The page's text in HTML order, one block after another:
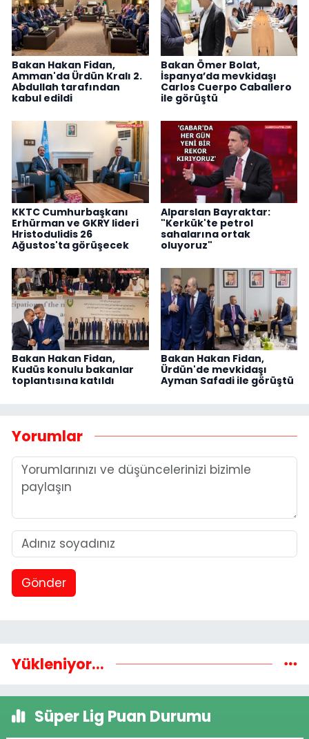
Bakan Hakan Fidan,
Amman'da Ürdün Kralı 2.
Abdullah tarafından
kabul edildi
Bakan Ömer Bolat,
İspanya’da mevkidaşı
Carlos Cuerpo Caballero
ile görüştü
KKTC Cumhurbaşkanı
Erhürman ve GKRY lideri
Hristodulidis 26
Ağustos'ta görüşecek
Alparslan Bayraktar:
"Kerkük'te petrol
sahalarına ortak
oluyoruz"
Bakan Hakan Fidan,
Kudüs konulu bakanlar
toplantısına katıldı
Bakan Hakan Fidan,
Ürdün'de mevkidaşı
Ayman Safadi ile görüştü
Yorumlar
Gönder
Yükleniyor...
Süper Lig Puan Durumu